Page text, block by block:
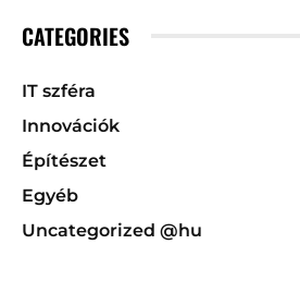
CATEGORIES
IT szféra
Innovációk
Építészet
Egyéb
Uncategorized @hu